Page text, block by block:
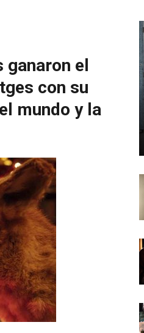
el
con su
mundo y la